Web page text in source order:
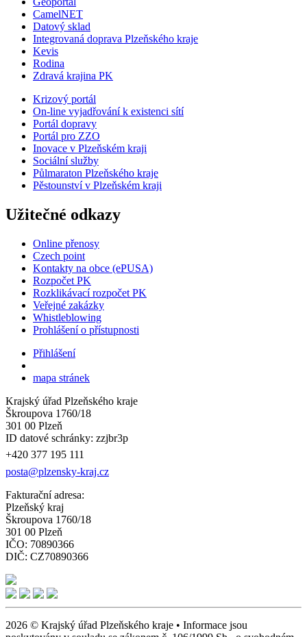
CamelNET
Datový sklad
Integrovaná doprava Plzeňského kraje
Kevis
Rodina
Zdravá krajina PK
Krizový portál
On-line vyjadřování k existenci sítí
Portál dopravy
Portál pro ZZO
Inovace v Plzeňském kraji
Sociální služby
Půlmaraton Plzeňského kraje
Pěstounství v Plzeňském kraji
Užitečné odkazy
Online přenosy
Czech point
Kontakty na obce (ePUSA)
Rozpočet PK
Rozklikávací rozpočet PK
Veřejné zakázky
Whistleblowing
Prohlášení o přístupnosti
Přihlášení
mapa stránek
Krajský úřad Plzeňského kraje
Škroupova 1760/18
301 00 Plzeň
ID datové schránky: zzjbr3p
+420 377 195 111
posta@plzensky-kraj.cz
Fakturační adresa:
Plzeňský kraj
Škroupova 1760/18
301 00 Plzeň
IČO: 70890366
DIČ: CZ70890366
2026 © Krajský úřad Plzeňského kraje • Informace jsou